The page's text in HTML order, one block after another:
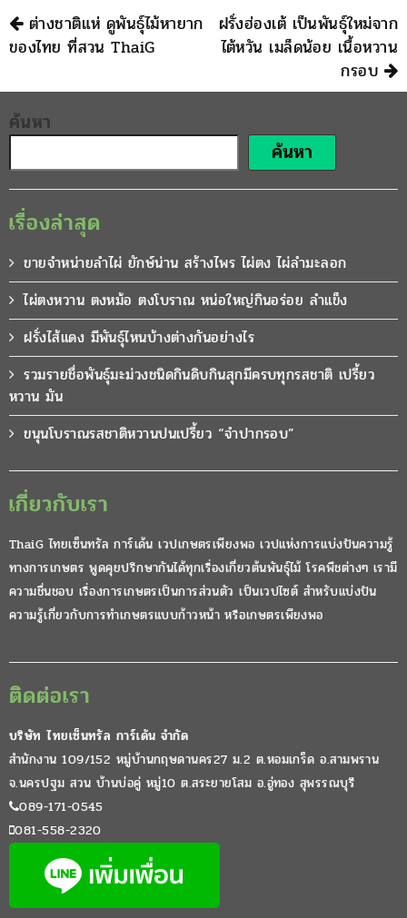
นำทาง
ต่างชาติแห่ ดูพันธุ์ไม้หายาก
ของไทย ที่สวน ThaiG
ฝรั่งฮ่องเต้ เป็นพันธุ์ใหม่จาก
ไต้หวัน เมล็ดน้อย เนื้อหวาน
กรอบ
ค้นหา
ค้นหา
เรื่องล่าสุด
ขายจำหน่ายลำไผ่ ยักษ์น่าน สร้างไพร ไผ่ตง ไผ่ลำมะลอก
ไผ่ตงหวาน ตงหม้อ ตงโบราณ หน่อใหญ่กินอร่อย ลำแข็ง
ฝรั่งไส้แดง มีพันธุ์ไหนบ้างต่างกันอย่างไร
รวมรายชื่อพันธุ์มะม่วงชนิดกินดิบกินสุกมีครบทุกรสชาติ เปรี้ยว
หวาน มัน
ขนุนโบราณรสชาติหวานปนเปรี้ยว “จำปากรอบ”
เกี่ยวกับเรา
ThaiG ไทยเซ็นทรัล การ์เด้น เวปเกษตรเพียงพอ เวปแห่งการแบ่งปันความรู้
ทางการเกษตร พูดคุยปรึกษากันได้ทุกเรื่องเกี่ยวต้นพันธุ์ไม้ โรคพืชต่างๆ เรามี
ความชื่นชอบ เรื่องการเกษตรเป็นการส่วนตัว เป็นเวปไซต์ สำหรับแบ่งปัน
ความรู้เกี่ยวกับการทำเกษตรแบบก้าวหน้า หรือเกษตรเพียงพอ
ติดต่อเรา
บริษัท ไทยเซ็นทรัล การ์เด้น จำกัด
สำนักงาน 109/152 หมู่บ้านกฤษดานคร27 ม.2 ต.หอมเกร็ด อ.สามพราน
จ.นครปฐม สวน บ้านบ่อคู่ หมู่10 ต.สระยายโสม อ.อู่ทอง สุพรรณบุรี
089-171-0545
081-558-2320